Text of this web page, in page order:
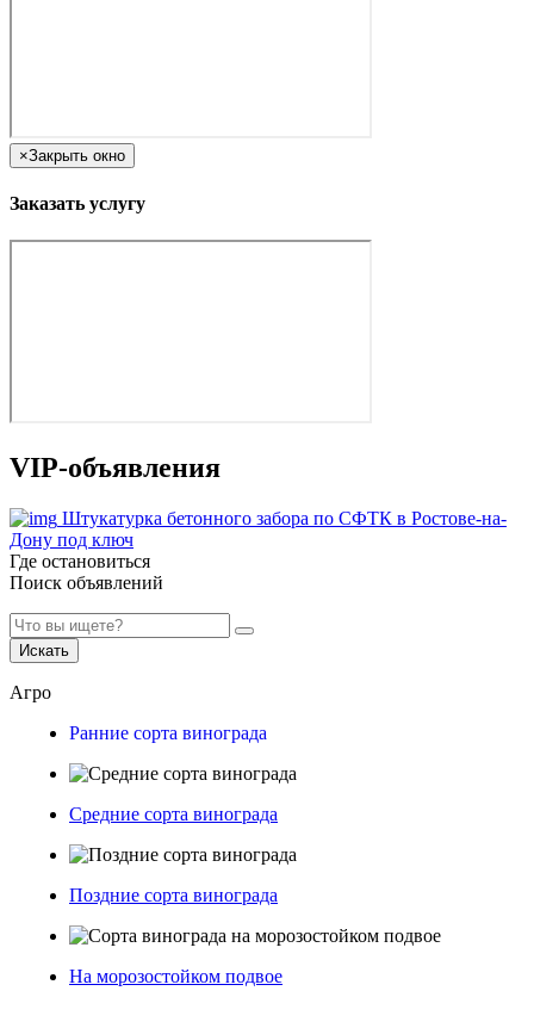
×Закрыть окно
Заказать услугу
VIP-объявления
Штукатурка бетонного забора по СФТК в Ростове-на-
Дону под ключ
Где остановиться
Поиск объявлений
Искать
Агро
Ранние сорта винограда
Средние сорта винограда
Поздние сорта винограда
На морозостойком подвое